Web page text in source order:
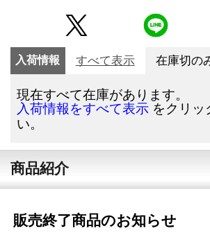
入荷情報 すべて表示 在庫切の
現在すべて在庫があります。
入荷情報をすべて表示 をクリッ
い。
商品紹介
販売終了商品のお知らせ